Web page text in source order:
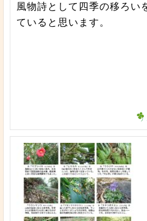
風物詩として四季の移ろい
ていると思います。